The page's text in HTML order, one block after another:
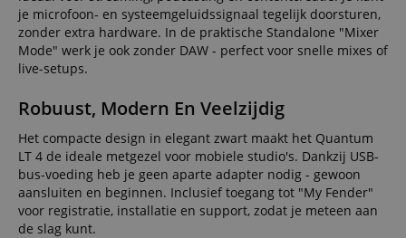
je microfoon- en systeemgeluidssignaal tegelijk doorsturen,
zonder extra hardware. In de praktische Standalone "Mixer
Mode" werk je ook zonder DAW - perfect voor snelle mixes of
live-setups.
Robuust, Modern En Veelzijdig
Het compacte design in elegant zwart maakt het Quantum
LT 4 de ideale metgezel voor mobiele studio's. Dankzij USB-
bus-voeding heb je geen aparte adapter nodig - gewoon
aansluiten en beginnen. Inclusief toegang tot "My Fender"
voor registratie, installatie en support, zodat je meteen aan
de slag kunt.